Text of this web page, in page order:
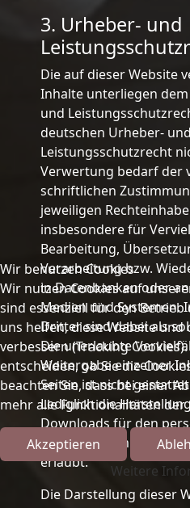
3. Urheber- und
Die auf dieser Website
Inhalte unterliegen
und
deutschen Urheber- und
Leistungsschutzrecht
Verwertung bedarf der
schriftlichen
jeweiligen
insbesondere für
Bearbeitung,
Verarbeitung bzw.
in Datenbanken oder
Medien und Systemen.
Dritter sind dabei als
Die unerlaubte
Weitergabe einzelner
Seiten ist nicht
Lediglich die
Downloads für den
und nicht
erlaubt.
Die Darstellung dieser
Wir benutzen Cookies
Wir nutzen Cookies auf
sind essenziell für den
uns helfen, diese Website
verbessern (Tracking
entscheiden, ob Sie die
beachten Sie, dass bei einer
mehr alle Funktionalitäten
Akzeptieren
Weitere